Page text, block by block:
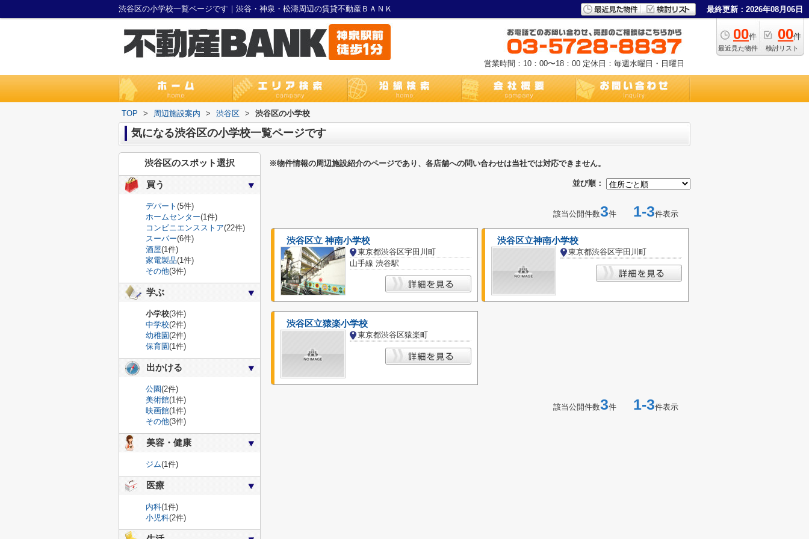
渋谷区の小学校一覧ページです｜渋谷・神泉・松濤周辺の賃貸不動産ＢＡＮＫ 最終更新：2026年08月06日
00件
最近見た物件
00件
検討リスト
営業時間：10：00〜18：00 定休日：毎週水曜日・日曜日
TOP > 周辺施設案内 > 渋谷区 > 渋谷区の小学校
気になる渋谷区の小学校一覧ページです
※物件情報の周辺施設紹介のページであり、各店舗への問い合わせは当社では対応できません。
並び順：
該当公開件数3件 1-3件表示
渋谷区立 神南小学校
東京都渋谷区宇田川町
山手線 渋谷駅
渋谷区立神南小学校
東京都渋谷区宇田川町
渋谷区立猿楽小学校
東京都渋谷区猿楽町
該当公開件数3件 1-3件表示
渋谷区のスポット選択
買う
デパート (5件)
ホームセンター(1件)
コンビニエンスストア(22件)
スーパー(6件)
酒屋(1件)
家電製品(1件)
その他(3件)
学ぶ
小学校(3件)
中学校(2件)
幼稚園(2件)
保育園(1件)
出かける
公園(2件)
美術館(1件)
映画館(1件)
その他(3件)
美容・健康
ジム(1件)
医療
内科(1件)
小児科(2件)